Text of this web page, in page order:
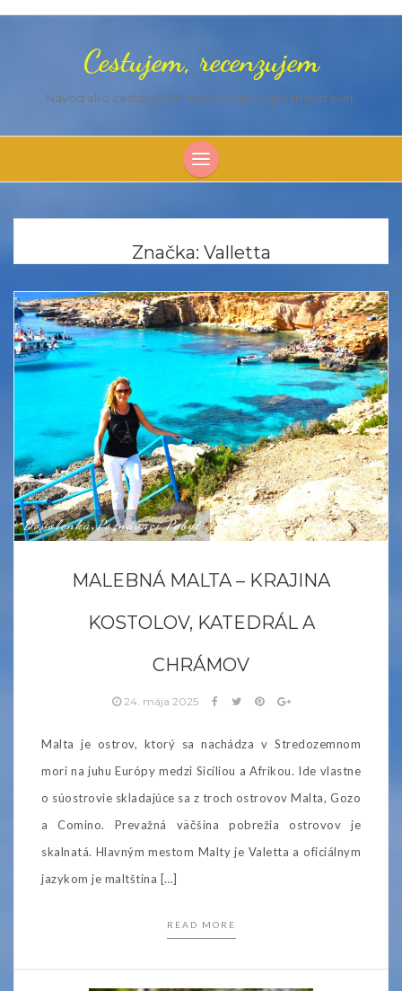
Cestujem, recenzujem
Návod ako cestovať za málo peňazí a spoznávať svet.
Značka: Valletta
Dovolenka,Poznávací Pobyt
MALEBNÁ MALTA – KRAJINA
KOSTOLOV, KATEDRÁL A
CHRÁMOV
24. mája 2025
Malta je ostrov, ktorý sa nachádza v Stredozemnom
mori na juhu Európy medzi Sicíliou a Afrikou. Ide vlastne
o súostrovie skladajúce sa z troch ostrovov Malta, Gozo
a Comino. Prevažná väčšina pobrežia ostrovov je
skalnatá. Hlavným mestom Malty je Valetta a oficiálnym
jazykom je maltština […]
READ MORE